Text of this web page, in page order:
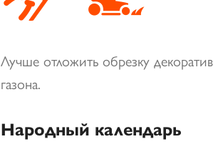
Лучше отложить обрезку
газона.
Народный календарь